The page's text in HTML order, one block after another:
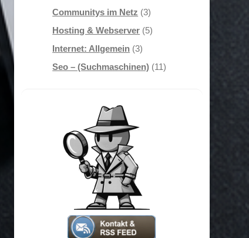
Communitys im Netz (3)
Hosting & Webserver (5)
Internet: Allgemein (3)
Seo – (Suchmaschinen) (11)